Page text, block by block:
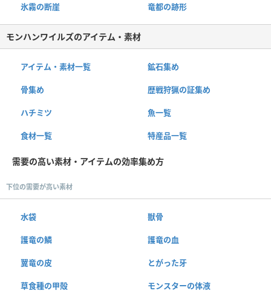
氷霧の断崖 竜都の跡形
モンハンワイルズのアイテム・素材
アイテム・素材一覧 鉱石集め
骨集め 歴戦狩猟の証集め
ハチミツ 魚一覧
食材一覧 特産品一覧
需要の高い素材・アイテムの効率集め方
下位の需要が高い素材
水袋 獣骨
護竜の鱗 護竜の血
翼竜の皮 とがった牙
草食種の甲殻 モンスターの体液